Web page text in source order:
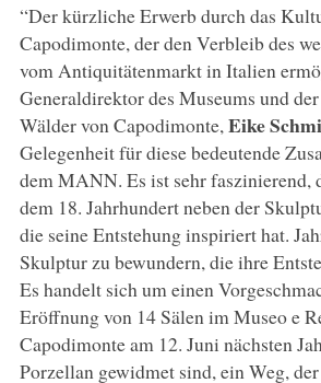
“Der kürzliche Erwerb durch das
Capodimonte, der den Verbleib des
vom Antiquitätenmarkt in Italien
Generaldirektor des Museums und
Wälder von Capodimonte, Eike
Gelegenheit für diese bedeutende
dem MANN. Es ist sehr faszinierend,
dem 18. Jahrhundert neben der
die seine Entstehung inspiriert hat.
Skulptur zu bewundern, die ihre
Es handelt sich um einen
Eröffnung von 14 Sälen im Museo e
Capodimonte am 12. Juni nächsten
Porzellan gewidmet sind, ein Weg,